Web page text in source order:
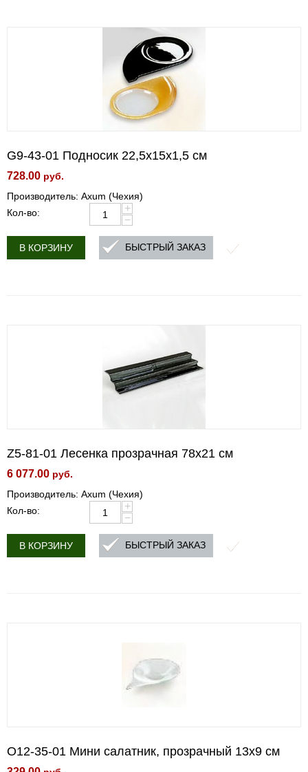
G9-43-01 Подносик 22,5х15х1,5 см
728.00 руб.
Производитель: Axum (Чехия)
Кол-во:
+
−
В КОРЗИНУ БЫСТРЫЙ ЗАКАЗ
Z5-81-01 Лесенка прозрачная 78x21 см
6 077.00 руб.
Производитель: Axum (Чехия)
Кол-во:
+
−
В КОРЗИНУ БЫСТРЫЙ ЗАКАЗ
O12-35-01 Мини салатник, прозрачный 13x9 см